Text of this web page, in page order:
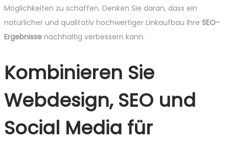
Möglichkeiten zu schaffen. Denken Sie daran, dass ein
natürlicher und qualitativ hochwertiger Linkaufbau Ihre SEO-
Ergebnisse nachhaltig verbessern kann.
Kombinieren Sie
Webdesign, SEO und
Social Media für